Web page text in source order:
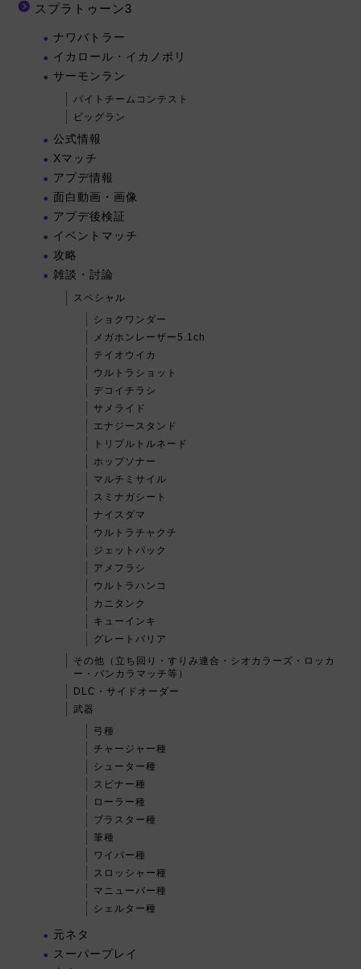
スプラトゥーン3
ナワバトラー
イカロール・イカノボリ
サーモンラン
バイトチームコンテスト
ビッグラン
公式情報
Xマッチ
アプデ情報
面白動画・画像
アプデ後検証
イベントマッチ
攻略
雑談・討論
スペシャル
ショクワンダー
メガホンレーザー5.1ch
テイオウイカ
ウルトラショット
デコイチラシ
サメライド
エナジースタンド
トリプルトルネード
ホップソナー
マルチミサイル
スミナガシート
ナイスダマ
ウルトラチャクチ
ジェットパック
アメフラシ
ウルトラハンコ
カニタンク
キューインキ
グレートバリア
その他（立ち回り・すりみ連合・シオカラーズ・ロッカ
ー・バンカラマッチ等）
DLC・サイドオーダー
武器
弓種
チャージャー種
シューター種
スピナー種
ローラー種
ブラスター種
筆種
ワイパー種
スロッシャー種
マニューバー種
シェルター種
元ネタ
スーパープレイ